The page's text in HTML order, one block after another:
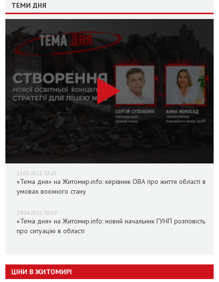
ТЕМИ ДНЯ
13.05.2022, 13:25
«Тема дня» на Житомир.info: керівник ОВА про життя області в
умовах воєнного стану
29.04.2022, 10:59
«Тема дня» на Житомир.info: новий начальник ГУНП розповість
про ситуацію в області
ЦІНИ В ЖИТОМИРІ